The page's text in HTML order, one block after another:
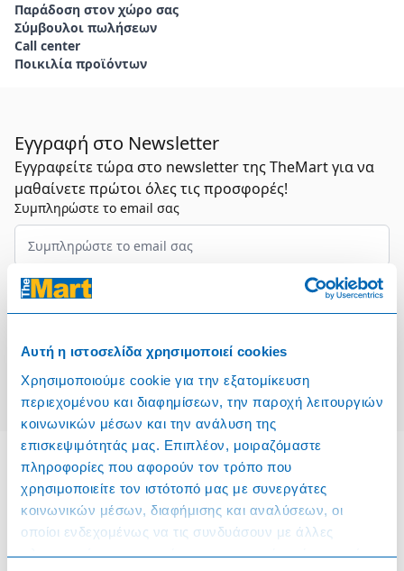
Αυτή η ιστοσελίδα χρησιμοποιεί cookies
Χρησιμοποιούμε cookie για την εξατομίκευση
περιεχομένου και διαφημίσεων, την παροχή λειτουργιών
κοινωνικών μέσων και την ανάλυση της
επισκεψιμότητάς μας. Επιπλέον, μοιραζόμαστε
πληροφορίες που αφορούν τον τρόπο που
χρησιμοποιείτε τον ιστότοπό μας με συνεργάτες
κοινωνικών μέσων, διαφήμισης και αναλύσεων, οι
οποίοι ενδεχομένως να τις συνδυάσουν με άλλες
πληροφορίες που τους έχετε παραχωρήσει ή τις οποίες
Παράδοση στον χώρο σας
Σύμβουλοι πωλήσεων
Call center
Ποικιλία προϊόντων
Εγγραφή στο Newsletter
Εγγραφείτε τώρα στο newsletter της TheMart για να
μαθαίνετε πρώτοι όλες τις προσφορές!
Συμπληρώστε το email σας
Επιλέξτε τον τομέα σας
Πληροφορίες
Όροι & Προϋποθέσεις